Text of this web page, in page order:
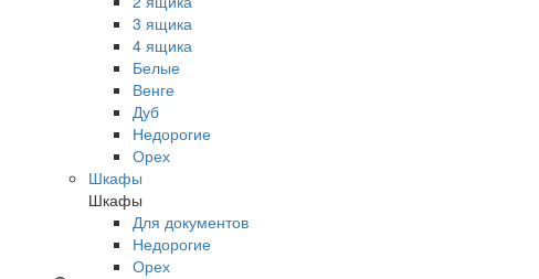
3 ящика
4 ящика
Белые
Венге
Дуб
Недорогие
Орех
Шкафы
Шкафы
Для документов
Недорогие
Орех